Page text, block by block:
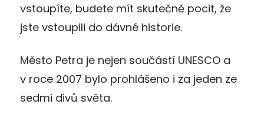
vstoupíte, budete mít skutečně pocit, že
jste vstoupili do dávné historie.
Město Petra je nejen součástí UNESCO a
v roce 2007 bylo prohlášeno i za jeden ze
sedmi divů světa.